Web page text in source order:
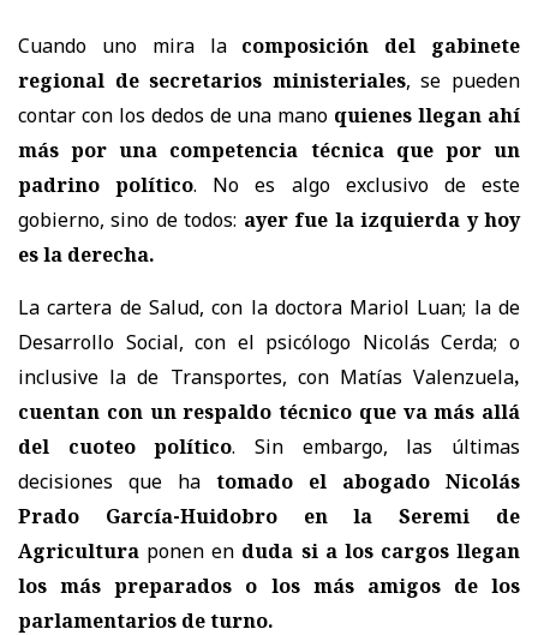
Cuando uno mira la composición del gabinete
regional de secretarios ministeriales, se pueden
contar con los dedos de una mano quienes llegan ahí
más por una competencia técnica que por un
padrino político. No es algo exclusivo de este
gobierno, sino de todos: ayer fue la izquierda y hoy
es la derecha.
La cartera de Salud, con la doctora Mariol Luan; la de
Desarrollo Social, con el psicólogo Nicolás Cerda; o
inclusive la de Transportes, con Matías Valenzuela,
cuentan con un respaldo técnico que va más allá
del cuoteo político. Sin embargo, las últimas
decisiones que ha tomado el abogado Nicolás
Prado García-Huidobro en la Seremi de
Agricultura ponen en duda si a los cargos llegan
los más preparados o los más amigos de los
parlamentarios de turno.